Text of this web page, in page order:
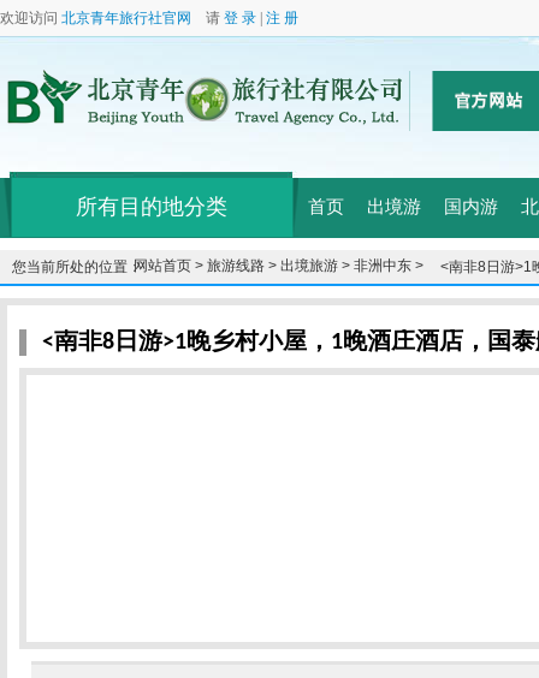
欢迎访问 北京青年旅行社官网 请 登 录 注 册
所有目的地分类 首页 出境游 国内游
您当前所处的位置：网站首页 > 旅游线路 > 出境旅游 > 非洲中东 >
<南非8日游>1
香港转机
<南非8日游>1晚乡村小屋，1晚酒庄酒店，国